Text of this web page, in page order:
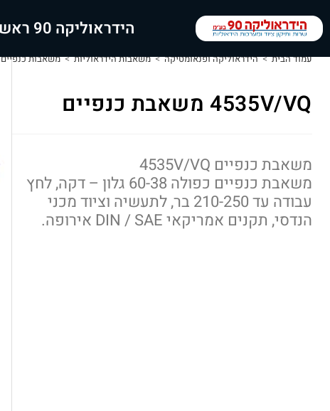
הידראוליקה 90 ראשי
עמוד הבית > הידראוליקה ופנאומטיקה > משאבות הידראוליות > משאבות כנפיים
4535V/VQ משאבת כנפיים
משאבת כנפיים 4535V/VQ
משאבת כנפיים כפולה 60-38 גלון – דקה, לחץ
עבודה עד 210-250 בר, לתעשיה וציוד מכני
הנדסי, תקנים אמריקאי DIN / SAE אירופה.